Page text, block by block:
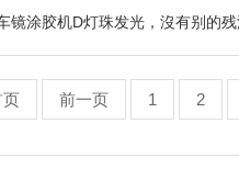
涂胶机D灯珠发光，沒有别的
页 前一页 1 2